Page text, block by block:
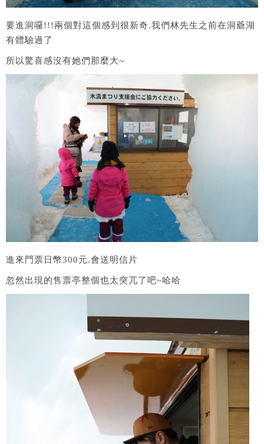
要進洞囉!!!兩個對這個感到很新奇.我們林先生之前在洞爺湖
有體驗過了
所以驚喜感沒有她們那麼大~
進來門票日幣300元.會送明信片
忽然出現的售票亭整個也太突兀了吧~哈哈